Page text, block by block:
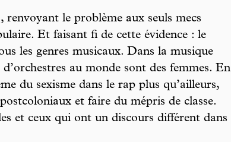
le problème aux seuls mecs
Et faisant fi de cette évidence : le
les genres musicaux. Dans la musique
au monde sont des femmes. En
du sexisme dans le rap plus qu’ailleurs,
et faire du mépris de classe.
et ceux qui ont un discours différent dans